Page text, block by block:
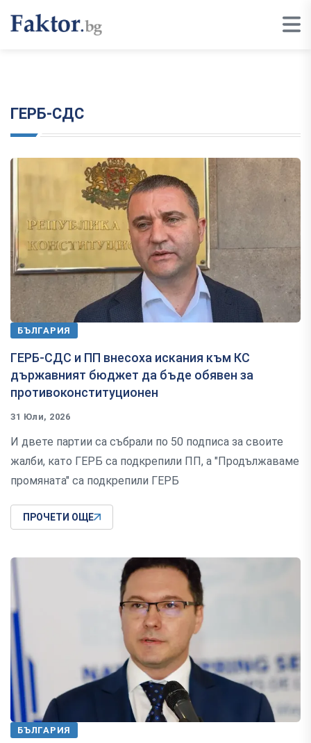
ГЕРБ-СДС
БЪЛГАРИЯ
ГЕРБ-СДС и ПП внесоха искания към КС
държавният бюджет да бъде обявен за
противоконституционен
31 Юли, 2026
И двете партии са събрали по 50 подписа за своите
жалби, като ГЕРБ са подкрепили ПП, а "Продължаваме
промяната" са подкрепили ГЕРБ
ПРОЧЕТИ ОЩЕ
БЪЛГАРИЯ